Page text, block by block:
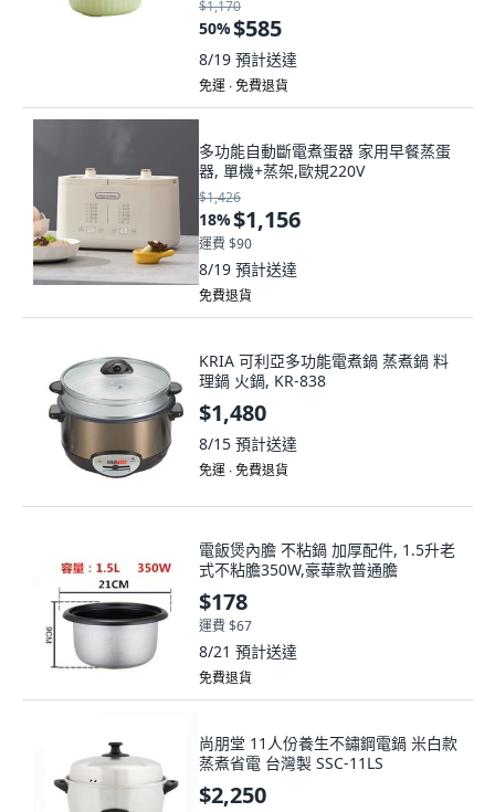
$1,170
50%$585
8/19 預計送達
免運 ∙ 免費退貨
多功能自動斷電煮蛋器 家用早餐蒸蛋
器, 單機+蒸架,歐規220V
$1,426
18%$1,156
運費 $90
8/19 預計送達
免費退貨
KRIA 可利亞多功能電煮鍋 蒸煮鍋 料
理鍋 火鍋, KR-838
$1,480
8/15 預計送達
免運 ∙ 免費退貨
電飯煲內膽 不粘鍋 加厚配件, 1.5升老
式不粘膽350W,豪華款普通膽
$178
運費 $67
8/21 預計送達
免費退貨
尚朋堂 11人份養生不鏽鋼電鍋 米白款
蒸煮省電 台灣製 SSC-11LS
$2,250